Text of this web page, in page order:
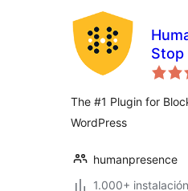
Stop
The #1 Plugin for
WordPress
humanpresence
1.000+